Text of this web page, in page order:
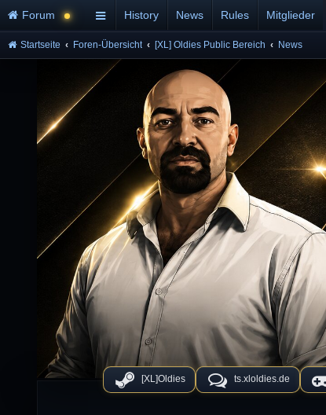
[XL]Oldies ts.xloldies.de
Forum History News Rules Mitglieder
Startseite Foren-Übersicht [XL] Oldies Public Bereich News